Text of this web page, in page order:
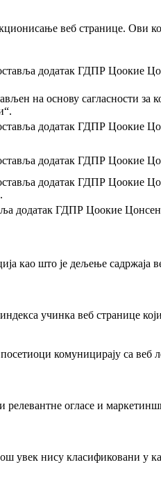
веб странице. Ови
додатак ГДПР Цоокие
на основу сагласности за
додатак ГДПР Цоокие
додатак ГДПР Цоокие
додатак ГДПР Цоокие
додатак ГДПР Цоокие
као што је дељење садржаја
учинка веб странице
комуницирају са
огласе и
увек нису класификовани у